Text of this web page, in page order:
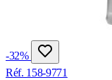
-32%
Réf. 158-9771